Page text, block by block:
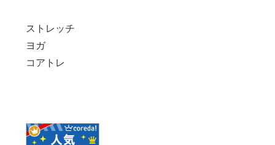
ストレッチ
ヨガ
コアトレ